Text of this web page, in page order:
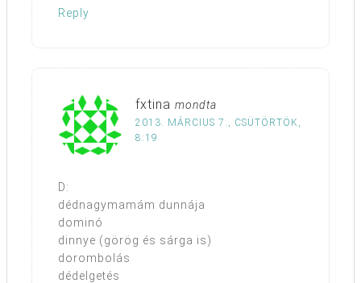
Reply
fxtina mondta
2013. MÁRCIUS 7., CSÜTÖRTÖK,
8:19
D:
dédnagymamám dunnája
dominó
dinnye (görög és sárga is)
dorombolás
dédelgetés